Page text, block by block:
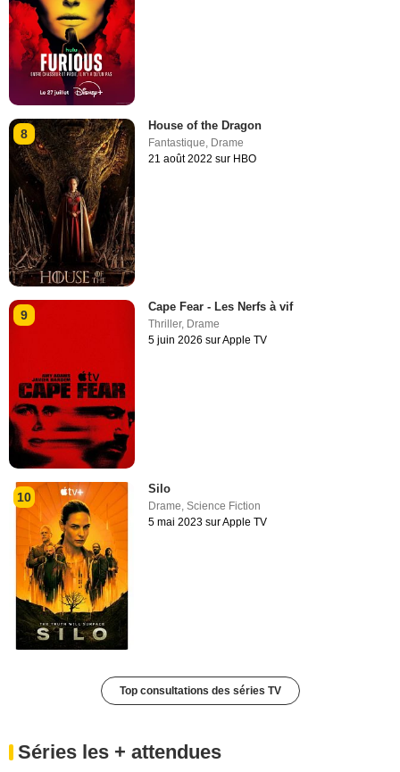
8
House of the Dragon
Fantastique, Drame
21 août 2022 sur HBO
9
Cape Fear - Les Nerfs à vif
Thriller, Drame
5 juin 2026 sur Apple TV
10
Silo
Drame ,Science Fiction
5 mai 2023 sur Apple TV
Top consultations des séries TV
Séries les + attendues